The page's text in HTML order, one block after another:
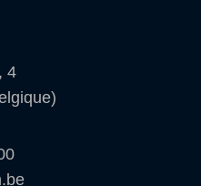
4